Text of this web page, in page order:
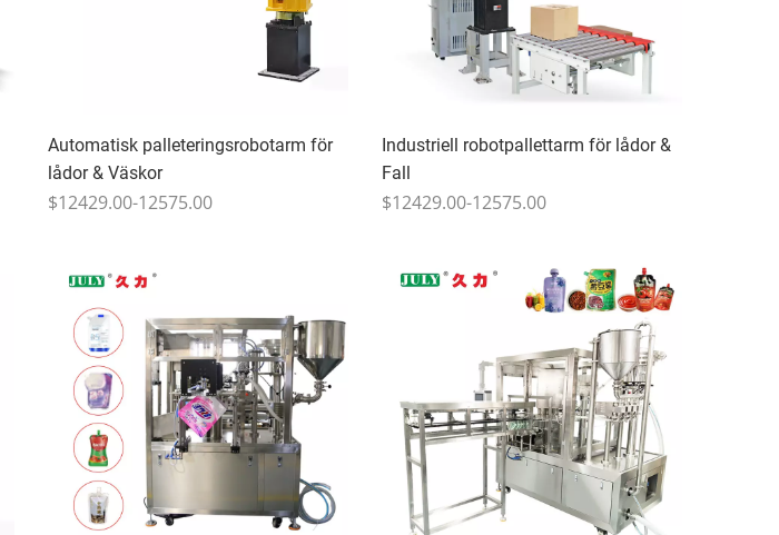
Automatisk palleteringsrobotarm för
lådor & Väskor
$12429.00-12575.00
Industriell robotpallettarm för lådor &
Fall
$12429.00-12575.00